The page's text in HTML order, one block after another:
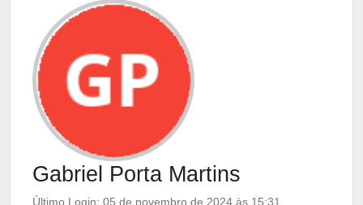
Gabriel Porta Martins
Último Login: 05 de novembro de 2024 às 15:31